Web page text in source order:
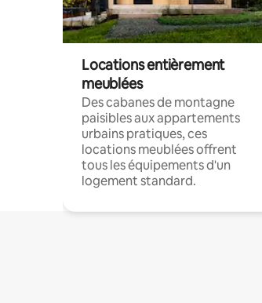
Locations entièrement
meublées
Des cabanes de montagne
paisibles aux appartements
urbains pratiques, ces
locations meublées offrent
tous les équipements d'un
logement standard.